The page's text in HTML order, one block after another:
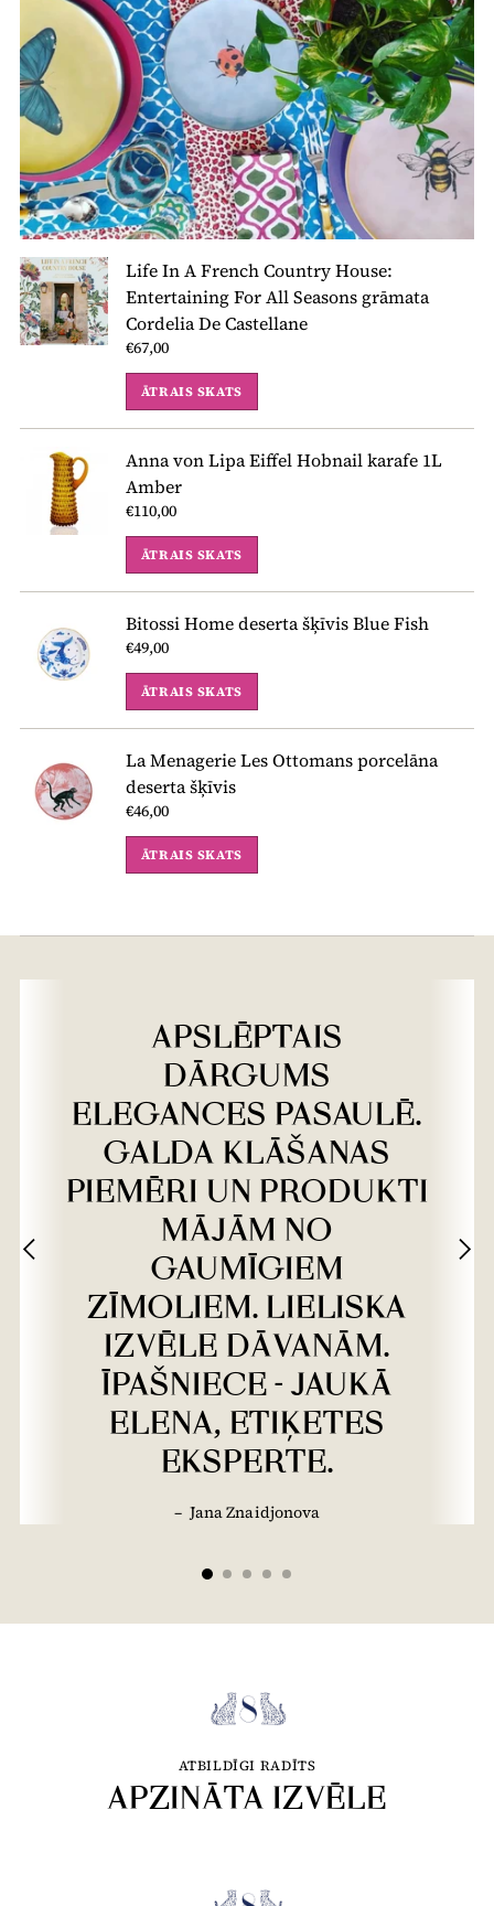
Life In A French Country House:
Entertaining For All Seasons grāmata
Cordelia De Castellane
€67,00
ĀTRAIS SKATS
Anna von Lipa Eiffel Hobnail karafe 1L
Amber
€110,00
ĀTRAIS SKATS
Bitossi Home deserta šķīvis Blue Fish
€49,00
ĀTRAIS SKATS
La Menagerie Les Ottomans porcelāna
deserta šķīvis
€46,00
ĀTRAIS SKATS
APSLĒPTAIS
DĀRGUMS
ELEGANCES PASAULĒ.
GALDA KLĀŠANAS
PIEMĒRI UN PRODUKTI
MĀJĀM NO
GAUMĪGIEM
ZĪMOLIEM. LIELISKA
IZVĒLE DĀVANĀM.
ĪPAŠNIECE - JAUKĀ
ELENA, ETIĶETES
EKSPERTE.
– Jana Znaidjonova
ATBILDĪGI RADĪTS
APZINĀTA IZVĒLE